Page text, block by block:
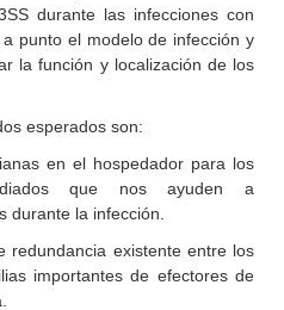
durante las infecciones con
a punto el modelo de infección y
la función y localización de los
esperados son:
en el hospedador para los
que nos ayuden a
durante la infección.
redundancia existente entre los
importantes de efectores de